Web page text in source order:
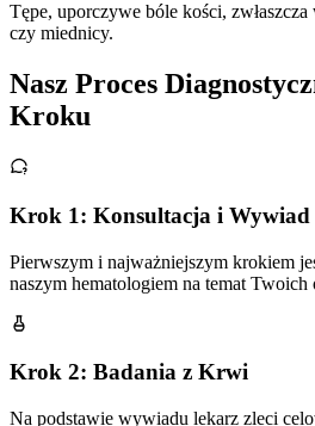
Tępe, uporczywe bóle kości,
czy miednicy.
Nasz Proces
Kroku
Krok 1: Konsultacja i Wywiad
Pierwszym i najważniejszym krokiem
naszym hematologiem na temat
Krok 2: Badania z Krwi
Na podstawie wywiadu lekarz zleci